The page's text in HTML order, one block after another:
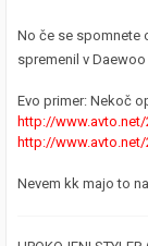
No če se spomnete
spremenil v Daewoo
Evo primer: Nekoč
http://
http://
Nevem kk majo to